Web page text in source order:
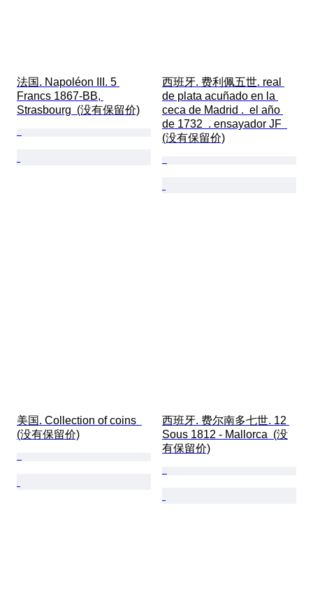
法国. Napoléon III. 5
Francs 1867-BB,
Strasbourg  (没有保留价)
西班牙. 费利佩五世. real
de plata acuñado en la
ceca de Madrid .  el año
de 1732  . ensayador JF
(没有保留价)
美国. Collection of coins
(没有保留价)
西班牙. 费尔南多七世. 12
Sous 1812 - Mallorca  (没
有保留价)